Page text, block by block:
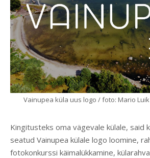
Vainupea küla uus logo / foto: Mario
Kingitusteks oma vägevale külale, said
seatud Vainupea külale logo loomine,
fotokonkurssi käimalükkamine,